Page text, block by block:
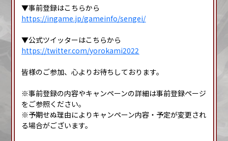
▼事前登録はこちらから
https://ingame.jp/gameinfo/sengei/
▼公式ツイッターはこちらから
https://twitter.com/yorokami2022
皆様のご参加、心よりお待ちしております。
※事前登録の内容やキャンペーンの詳細は事前登録ページ
をご参照ください。
※予期せぬ理由によりキャンペーン内容・予定が変更され
る場合がございます。